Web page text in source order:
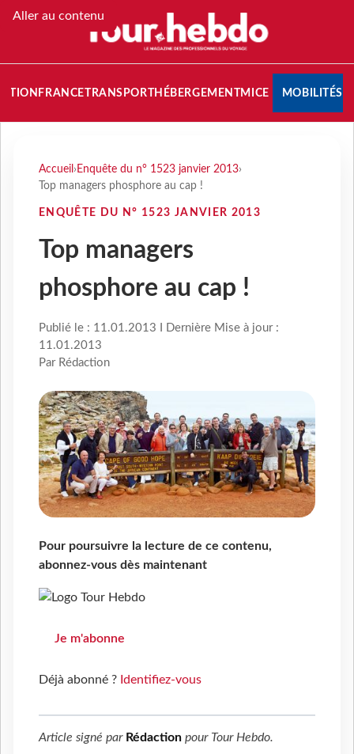
Aller au contenu
FRANCETRANSPORT HÉBERGEMENTMICE MOBILITÉS
Accueil › Enquête du n° 1523 janvier 2013›
Top managers phosphore au cap !
ENQUÊTE DU N° 1523 JANVIER 2013
Top managers
phosphore au cap !
Publié le : 11.01.2013 I Dernière Mise à jour :
11.01.2013
Par Rédaction
Pour poursuivre la lecture de ce contenu,
abonnez-vous dès maintenant
Je m'abonne
Déjà abonné ? Identifiez-vous
Article signé par Rédaction pour Tour Hebdo.